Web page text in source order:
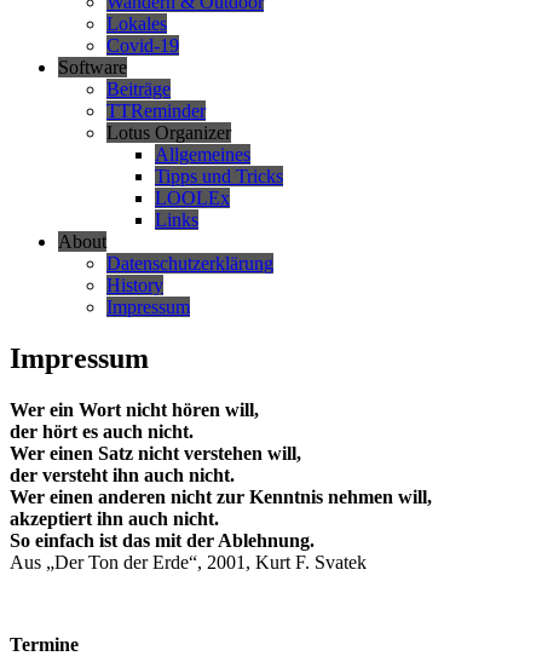
Lokales
Covid-19
Software
Beiträge
TTReminder
Lotus Organizer
Allgemeines
Tipps und Tricks
LOOLEx
Links
About
Datenschutzerklärung
History
Impressum
Impressum
Wer ein Wort nicht hören will,
der hört es auch nicht.
Wer einen Satz nicht verstehen will,
der versteht ihn auch nicht.
Wer einen anderen nicht zur Kenntnis nehmen will,
akzeptiert ihn auch nicht.
So einfach ist das mit der Ablehnung.
Aus „Der Ton der Erde“, 2001, Kurt F. Svatek
Termine